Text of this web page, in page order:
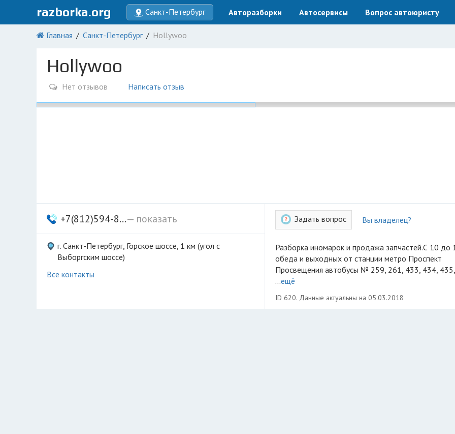
razborka.org Санкт-Петербург Авторазборки Автосервисы Вопрос автоюристу
Главная Санкт-Петербург Hollywoo
Hollywoo
Нет отзывов Написать отзыв
+7(812)594-8...— показать
г. Санкт-Петербург, Горское шоссе, 1 км (угол с
Выборгским шоссе)
Все контакты
Задать вопрос Вы владелец?
Разборка иномарок и продажа запчастей.С 10 до 18, без
обеда и выходных от станции метро Проспект
Просвещения автобусы № 259, 261, 433, 434,
...ещё
ID 620. Данные актуальны на 05.03.2018